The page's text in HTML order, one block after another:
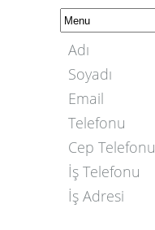
Adı
Soyadı
Email
Telefonu
Cep Telefonu
İş Telefonu
İş Adresi